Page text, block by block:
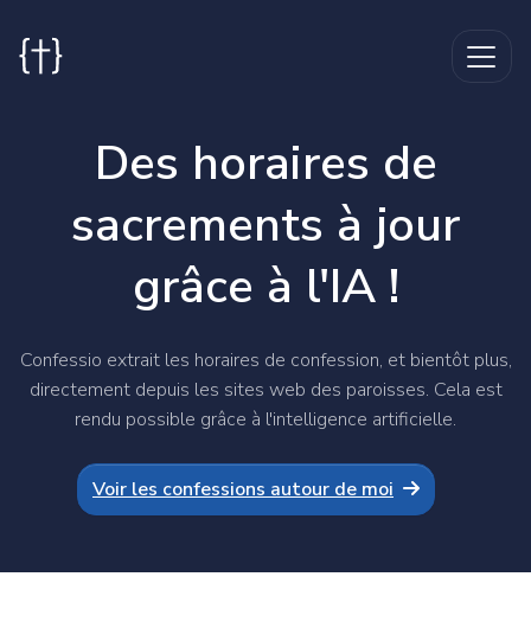
Des horaires de
sacrements à jour
grâce à l'IA !
Confessio extrait les horaires de confession, et bientôt plus,
directement depuis les sites web des paroisses. Cela est
rendu possible grâce à l'intelligence artificielle.
Voir les confessions autour de moi